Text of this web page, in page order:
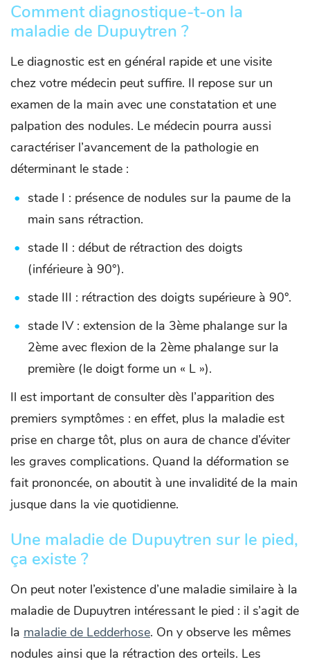
Comment diagnostique-t-on la
maladie de Dupuytren ?
Le diagnostic est en général rapide et une visite
chez votre médecin peut suffire. Il repose sur un
examen de la main avec une constatation et une
palpation des nodules. Le médecin pourra aussi
caractériser l’avancement de la pathologie en
déterminant le stade :
stade I : présence de nodules sur la paume de la
main sans rétraction.
stade II : début de rétraction des doigts
(inférieure à 90°).
stade III : rétraction des doigts supérieure à 90°.
stade IV : extension de la 3ème phalange sur la
2ème avec flexion de la 2ème phalange sur la
première (le doigt forme un « L »).
Il est important de consulter dès l’apparition des
premiers symptômes : en effet, plus la maladie est
prise en charge tôt, plus on aura de chance d’éviter
les graves complications. Quand la déformation se
fait prononcée, on aboutit à une invalidité de la main
jusque dans la vie quotidienne.
Une maladie de Dupuytren sur le pied,
ça existe ?
On peut noter l’existence d’une maladie similaire à la
maladie de Dupuytren intéressant le pied : il s’agit de
la maladie de Ledderhose. On y observe les mêmes
nodules ainsi que la rétraction des orteils. Les